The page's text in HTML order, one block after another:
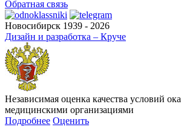
Обратная связь
Новосибирск 1939 - 2026
Дизайн и разработка – Круче
Независимая оценка качества условий
медицинскими организациями
Подробнее Оценить